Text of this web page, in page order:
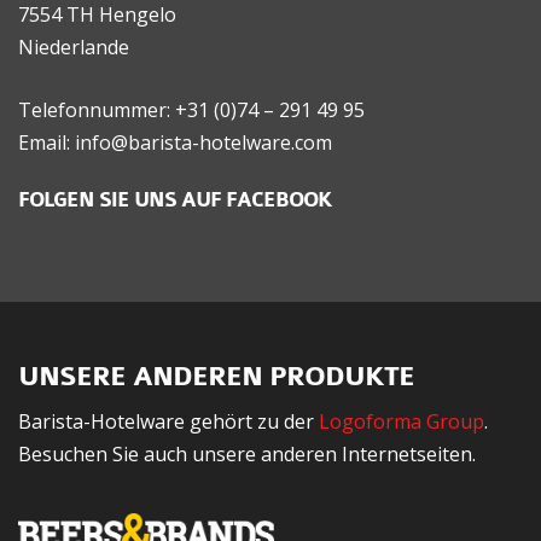
7554 TH Hengelo
Niederlande
Telefonnummer: +31 (0)74 – 291 49 95
Email: info@barista-hotelware.com
FOLGEN SIE UNS AUF FACEBOOK
UNSERE ANDEREN PRODUKTE
Barista-Hotelware gehört zu der Logoforma Group.
Besuchen Sie auch unsere anderen Internetseiten.